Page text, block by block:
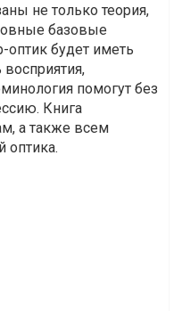
не только теория,
базовые
будет иметь
помогут без
Книга
а также всем
оптика.